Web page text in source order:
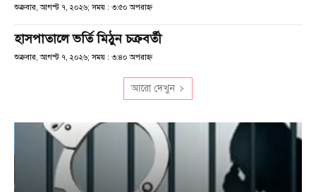
শুক্রবার, আগস্ট ৭, ২০২৬; সময় : ৩:৫০ অপরাহ্ণ
হাসপাতালে ভর্তি মিঠুন চক্রবর্তী
শুক্রবার, আগস্ট ৭, ২০২৬; সময় : ৩:৪০ অপরাহ্ণ
আরো দেখুন